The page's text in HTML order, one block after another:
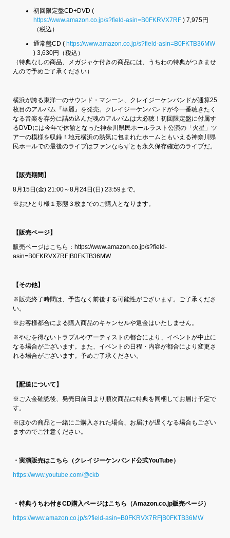
初回限定盤CD+DVD (
https://www.amazon.co.jp/s?field-asin=B0FKRVX7RF ) 7,975円
（税込）
通常盤CD ( https://www.amazon.co.jp/s?field-asin=B0FKTB36MW
) 3,630円（税込）
（特典なしの商品、メガジャケ付きの商品には、うちわの特典がつきませ
んので予めご了承ください）
横浜が誇る東洋一のサウンド・マシーン、クレイジーケンバンドが通算25
枚目のアルバム『華麗』を発売。クレイジーケンバンドが今一番聴きたく
なる音楽を存分に詰め込んだ魂のアルバムは大必聴！初回限定盤に付属す
るDVDには今年で休館となった神奈川県民ホールラスト公演の「火星」ツ
アーの模様を収録！地元横浜の熱気に包まれたホームともいえる神奈川県
民ホールでの最後のライブはファンならずとも永久保存確定のライブだ。
【販売期間】
8月15日(金) 21:00～8月24日(日) 23:59まで。
※おひとり様１形態３枚までのご購入となります。
【販売ページ】
販売ページはこちら：https://www.amazon.co.jp/s?field-
asin=B0FKRVX7RF|B0FKTB36MW
【その他】
※販売終了時間は、予告なく前後する可能性がございます。ご了承くださ
い。
※お客様都合による購入商品のキャンセルや返金はいたしません。
※やむを得ないトラブルやアーティストの都合により、イベントが中止に
なる場合がございます。また、イベントの日程・内容が都合により変更さ
れる場合がございます。予めご了承ください。
【配送について】
※ご入金確認後、発売日前日より順次商品に特典を同梱してお届け予定で
す。
※ほかの商品と一緒にご購入された場合、お届けが遅くなる場合もござい
ますのでご注意ください。
・実演販売はこちら（クレイジーケンバンド公式YouTube）
https://www.youtube.com/@ckb
・特典うちわ付きCD購入ページはこちら（Amazon.co.jp販売ページ）
https://www.amazon.co.jp/s?field-asin=B0FKRVX7RF|B0FKTB36MW